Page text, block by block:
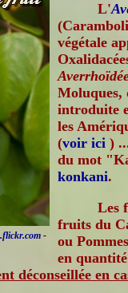
-
L'
végétale
Moluques,
introduite
les
(voir ici )
du mot
konkani.
Les
fruits du
ou
en
déconseillée en